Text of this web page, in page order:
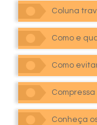
Coluna
Como e
Como
Conheça